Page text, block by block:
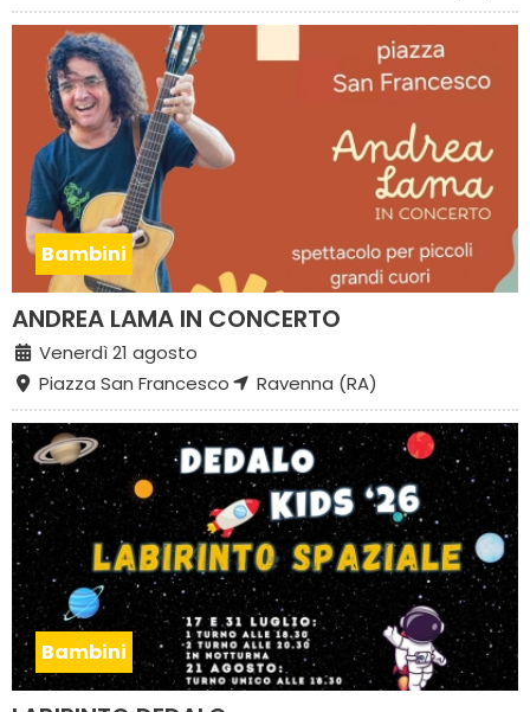
Bambini
ANDREA LAMA IN CONCERTO
Venerdì 21 agosto
Piazza San Francesco
Ravenna (RA)
Bambini